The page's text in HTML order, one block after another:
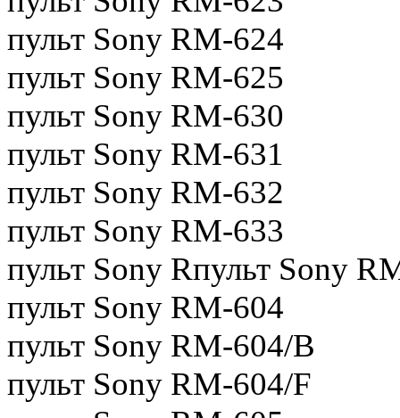
пульт Sony RM-624
пульт Sony RM-625
пульт Sony RM-630
пульт Sony RM-631
пульт Sony RM-632
пульт Sony RM-633
пульт Sony Rпульт Sony
пульт Sony RM-604
пульт Sony RM-604/B
пульт Sony RM-604/F